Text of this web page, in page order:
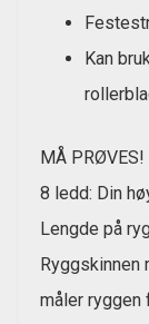
Kan
MÅ PRØVES!
8 ledd: Din
Lengde på
måler ryggen